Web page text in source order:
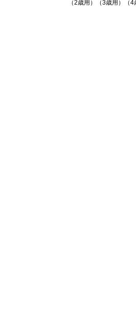
（2歳用）（3歳用）（4